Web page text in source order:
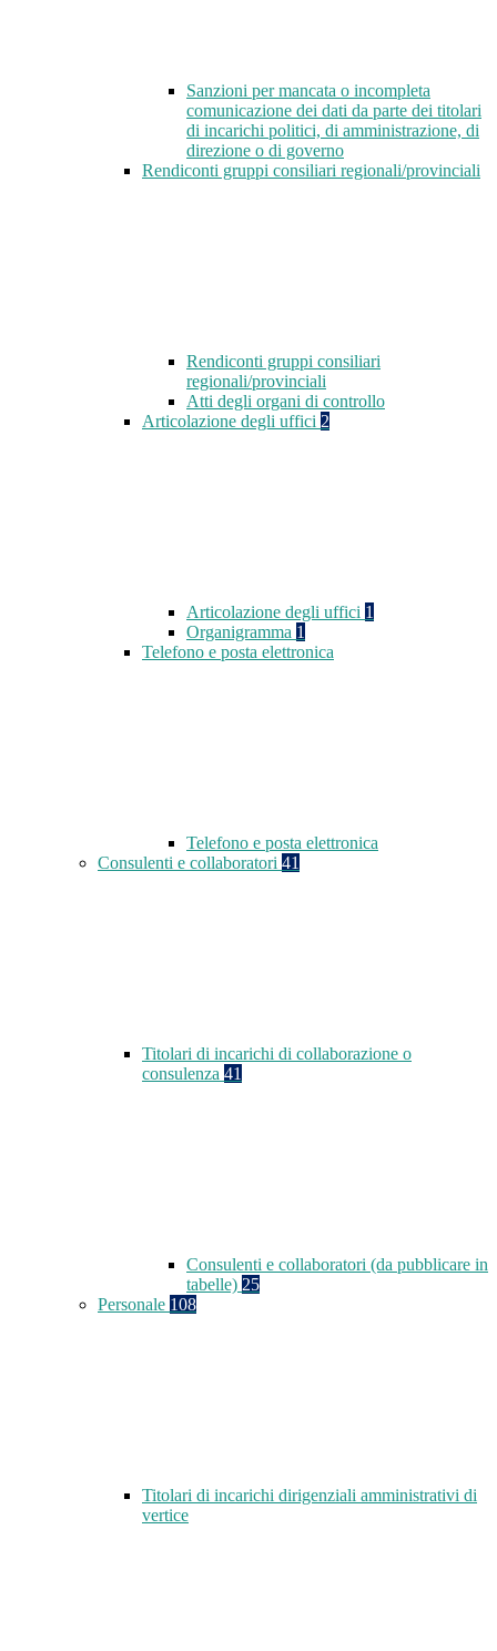
Sanzioni per mancata o incompleta
comunicazione dei dati da parte dei titolari
di incarichi politici, di amministrazione, di
direzione o di governo
Rendiconti gruppi consiliari regionali/provinciali
Rendiconti gruppi consiliari
regionali/provinciali
Atti degli organi di controllo
Articolazione degli uffici 2
Articolazione degli uffici 1
Organigramma 1
Telefono e posta elettronica
Telefono e posta elettronica
Consulenti e collaboratori 41
Titolari di incarichi di collaborazione o
consulenza 41
Consulenti e collaboratori (da pubblicare in
tabelle) 25
Personale 108
Titolari di incarichi dirigenziali amministrativi di
vertice